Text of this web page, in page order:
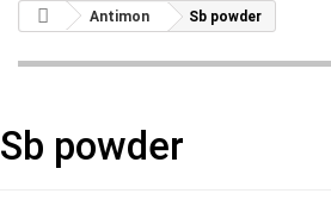
Antimon Sb powder
Sb powder